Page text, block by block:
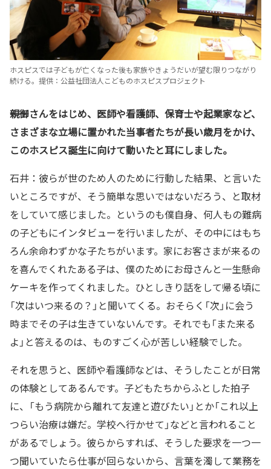
ホスピスでは子どもが亡くなった後も家族やきょうだいが望む限りつながり
続ける。提供：公益社団法人こどものホスピスプロジェクト
――親御さんをはじめ、医師や看護師、保育士や起業家など、
さまざまな立場に置かれた当事者たちが長い歳月をかけ、
このホスピス誕生に向けて動いたと耳にしました。
石井：彼らが世のため人のために行動した結果、と言いた
いところですが、そう簡単な思いではないだろう、と取材
をしていて感じました。というのも僕自身、何人もの難病
の子どもにインタビューを行いましたが、その中にはもち
ろん余命わずかな子たちがいます。家にお客さまが来るの
を喜んでくれたある子は、僕のためにお母さんと一生懸命
ケーキを作ってくれました。ひとしきり話をして帰る頃に
「次はいつ来るの？」と聞いてくる。おそらく「次」に会う
時までその子は生きていないんです。それでも「また来る
よ」と答えるのは、ものすごく心が苦しい経験でした。
それを思うと、医師や看護師などは、そうしたことが日常
の体験としてあるんです。子どもたちからふとした拍子
に、「もう病院から離れて友達と遊びたい」とか「これ以上
つらい治療は嫌だ。学校へ行かせて」などと言われること
があるでしょう。彼らからすれば、そうした要求を一つ一
つ聞いていたら仕事が回らないから、言葉を濁して業務を